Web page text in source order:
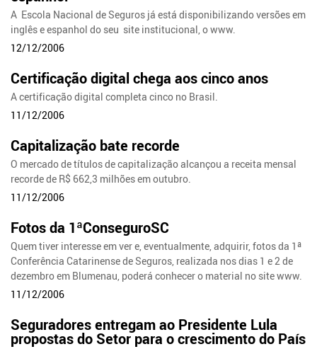
A Escola Nacional de Seguros já está disponibilizando versões em
inglês e espanhol do seu site institucional, o www.
12/12/2006
Certificação digital chega aos cinco anos
A certificação digital completa cinco no Brasil.
11/12/2006
Capitalização bate recorde
O mercado de títulos de capitalização alcançou a receita mensal
recorde de R$ 662,3 milhões em outubro.
11/12/2006
Fotos da 1ªConseguroSC
Quem tiver interesse em ver e, eventualmente, adquirir, fotos da 1ª
Conferência Catarinense de Seguros, realizada nos dias 1 e 2 de
dezembro em Blumenau, poderá conhecer o material no site www.
11/12/2006
Seguradores entregam ao Presidente Lula
propostas do Setor para o crescimento do País